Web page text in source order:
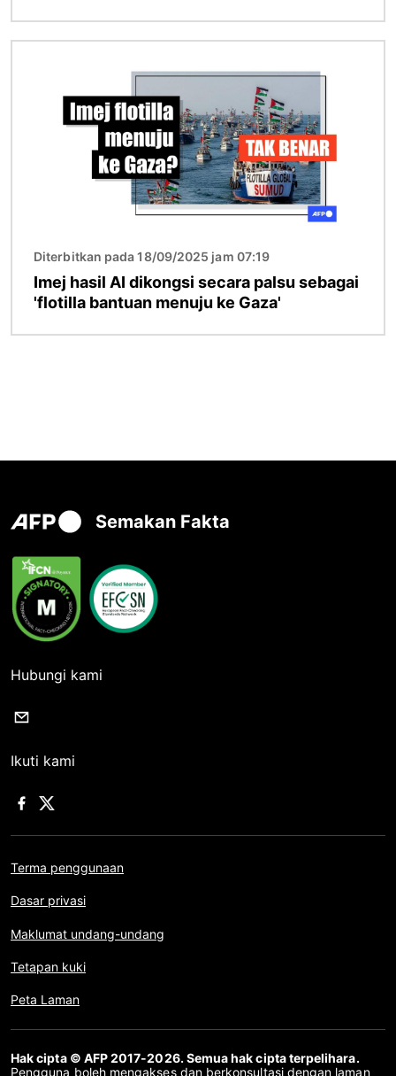
Diterbitkan pada 18/09/2025 jam 07:19
Imej hasil AI dikongsi secara palsu sebagai
'flotilla bantuan menuju ke Gaza'
Semakan Fakta
Hubungi kami
Ikuti kami
Terma penggunaan
Dasar privasi
Maklumat undang-undang
Tetapan kuki
Peta Laman
Hak cipta © AFP 2017-2026. Semua hak cipta terpelihara.
Pengguna boleh mengakses dan berkonsultasi dengan laman